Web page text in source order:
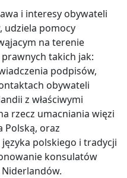
i interesy obywateli
udziela pomocy
na terenie
takich jak:
podpisów,
obywateli
z właściwymi
rzecz umacniania więzi
Polską, oraz
polskiego i tradycji
konsulatów